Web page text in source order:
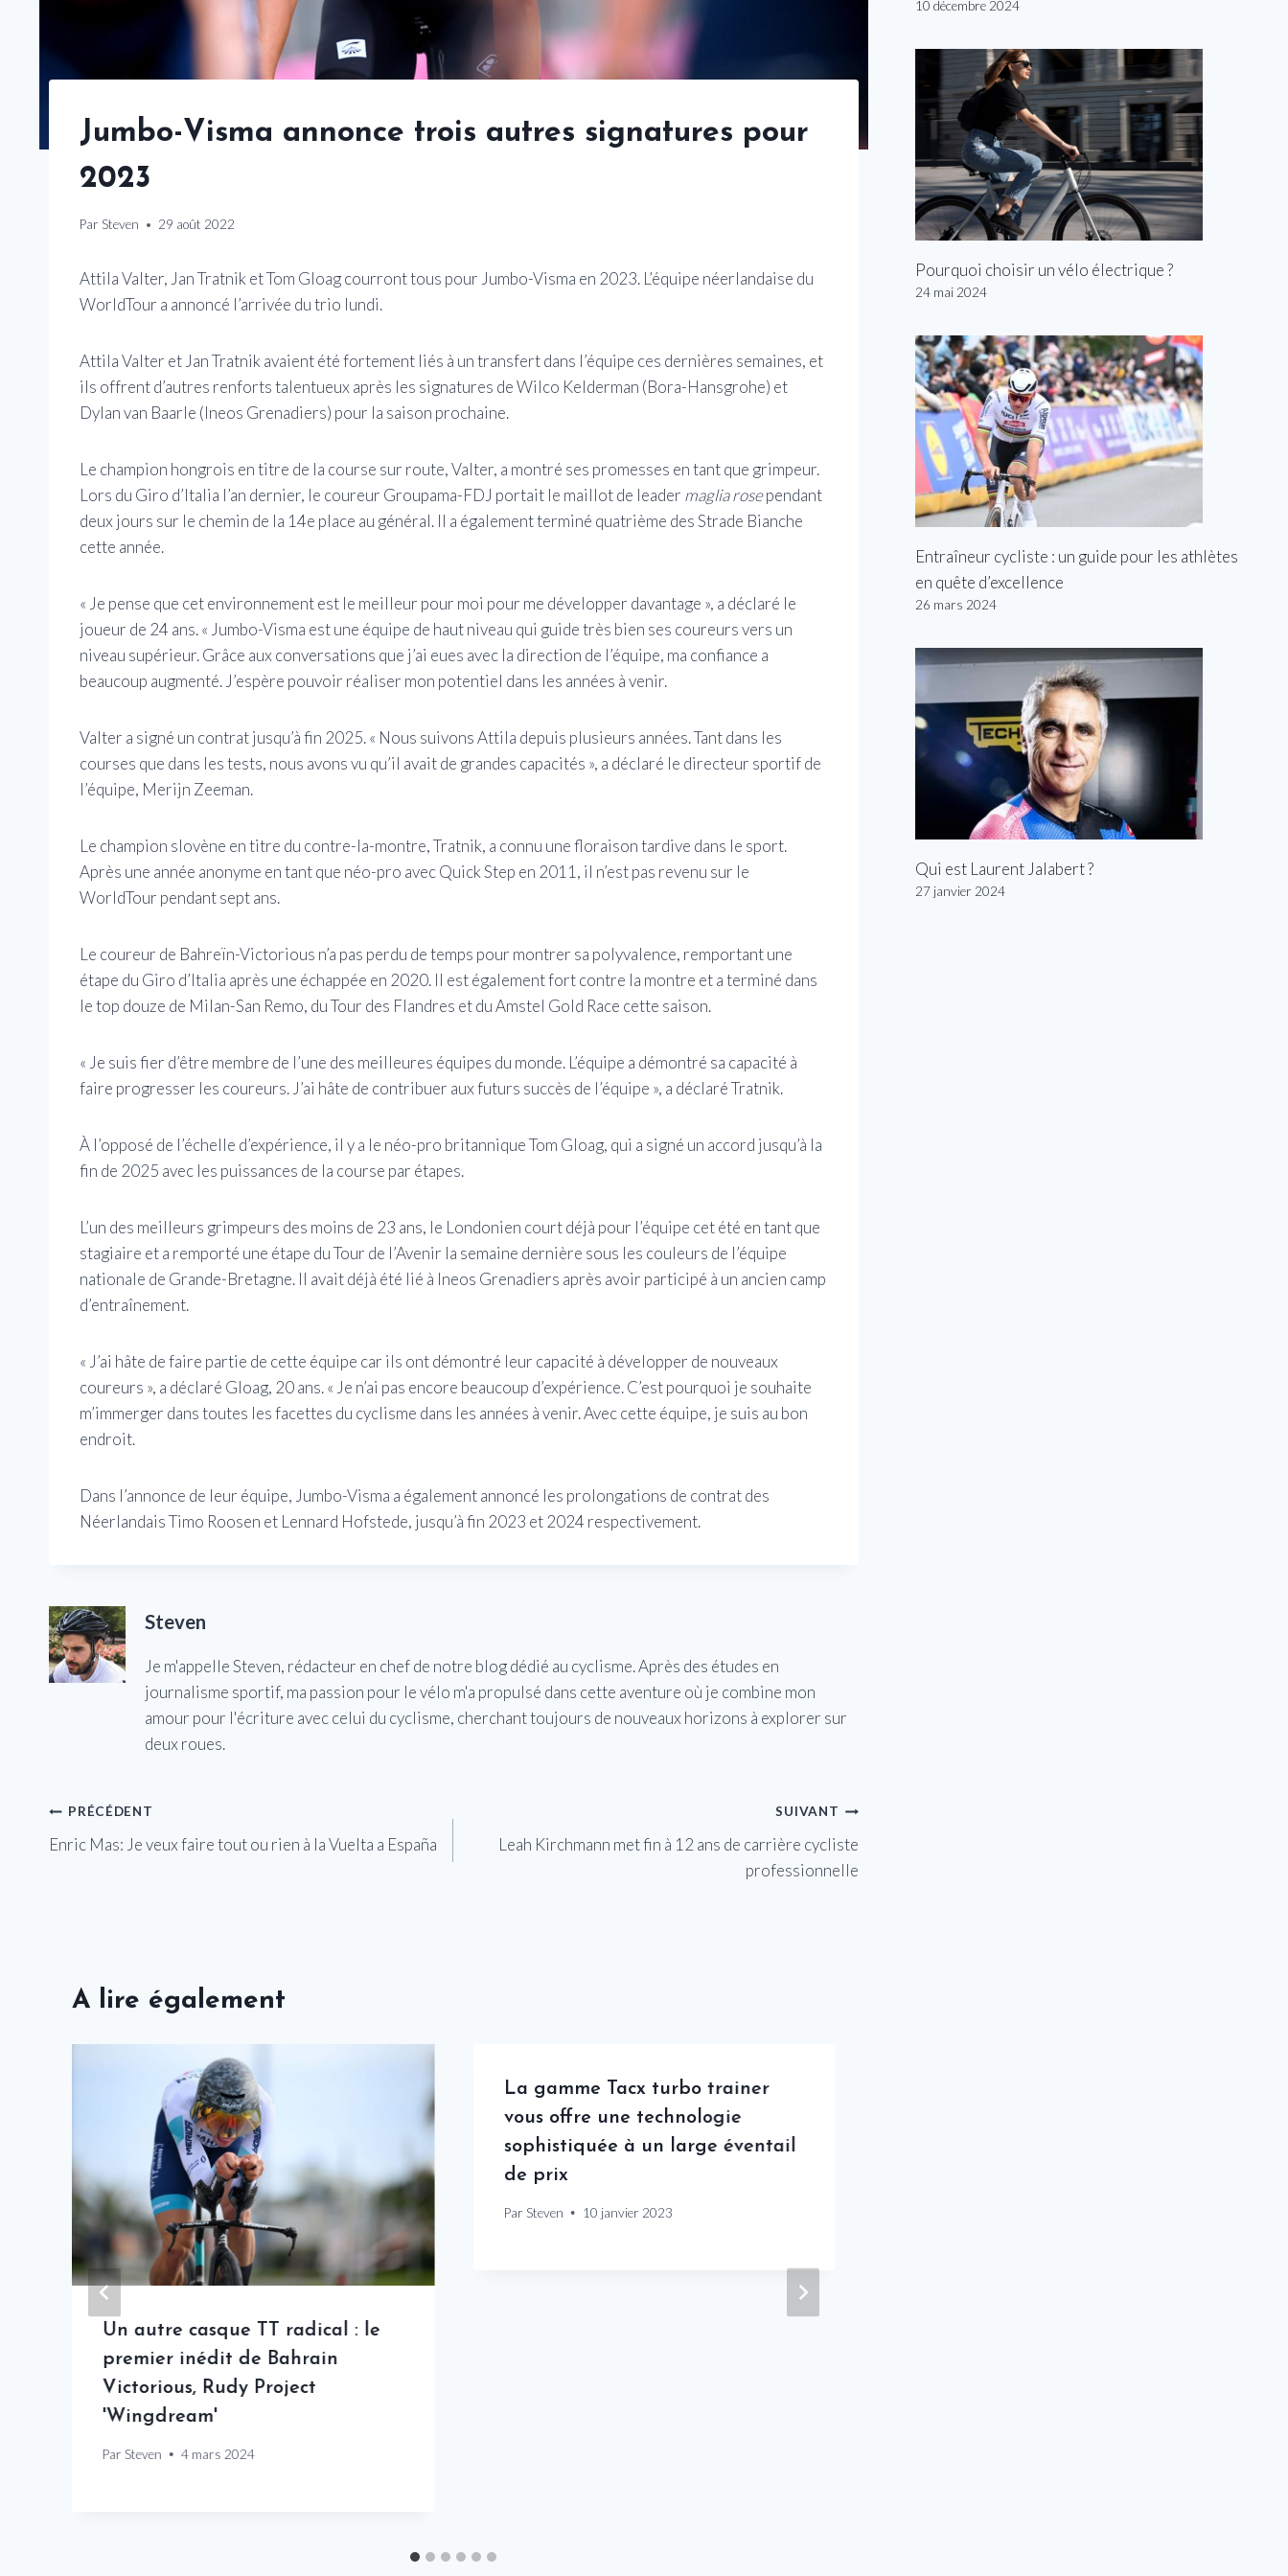
Jumbo-Visma annonce trois autres signatures pour
2023
Par Steven 29 août 2022
Attila Valter, Jan Tratnik et Tom Gloag courront tous pour Jumbo-Visma en 2023. L’équipe néerlandaise du
WorldTour a annoncé l’arrivée du trio lundi.
Attila Valter et Jan Tratnik avaient été fortement liés à un transfert dans l’équipe ces dernières semaines, et
ils offrent d’autres renforts talentueux après les signatures de Wilco Kelderman (Bora-Hansgrohe) et
Dylan van Baarle (Ineos Grenadiers) pour la saison prochaine.
Le champion hongrois en titre de la course sur route, Valter, a montré ses promesses en tant que grimpeur.
Lors du Giro d’Italia l’an dernier, le coureur Groupama-FDJ portait le maillot de leader maglia rosependant
deux jours sur le chemin de la 14e place au général. Il a également terminé quatrième des Strade Bianche
cette année.
« Je pense que cet environnement est le meilleur pour moi pour me développer davantage », a déclaré le
joueur de 24 ans. « Jumbo-Visma est une équipe de haut niveau qui guide très bien ses coureurs vers un
niveau supérieur. Grâce aux conversations que j’ai eues avec la direction de l’équipe, ma confiance a
beaucoup augmenté. J’espère pouvoir réaliser mon potentiel dans les années à venir.
Valter a signé un contrat jusqu’à fin 2025. « Nous suivons Attila depuis plusieurs années. Tant dans les
courses que dans les tests, nous avons vu qu’il avait de grandes capacités », a déclaré le directeur sportif de
l’équipe, Merijn Zeeman.
Le champion slovène en titre du contre-la-montre, Tratnik, a connu une floraison tardive dans le sport.
Après une année anonyme en tant que néo-pro avec Quick Step en 2011, il n’est pas revenu sur le
WorldTour pendant sept ans.
Le coureur de Bahreïn-Victorious n’a pas perdu de temps pour montrer sa polyvalence, remportant une
étape du Giro d’Italia après une échappée en 2020. Il est également fort contre la montre et a terminé dans
le top douze de Milan-San Remo, du Tour des Flandres et du Amstel Gold Race cette saison.
« Je suis fier d’être membre de l’une des meilleures équipes du monde. L’équipe a démontré sa capacité à
faire progresser les coureurs. J’ai hâte de contribuer aux futurs succès de l’équipe », a déclaré Tratnik.
À l’opposé de l’échelle d’expérience, il y a le néo-pro britannique Tom Gloag, qui a signé un accord jusqu’à la
fin de 2025 avec les puissances de la course par étapes.
L’un des meilleurs grimpeurs des moins de 23 ans, le Londonien court déjà pour l’équipe cet été en tant que
stagiaire et a remporté une étape du Tour de l’Avenir la semaine dernière sous les couleurs de l’équipe
nationale de Grande-Bretagne. Il avait déjà été lié à Ineos Grenadiers après avoir participé à un ancien camp
d’entraînement.
« J’ai hâte de faire partie de cette équipe car ils ont démontré leur capacité à développer de nouveaux
coureurs », a déclaré Gloag, 20 ans. « Je n’ai pas encore beaucoup d’expérience. C’est pourquoi je souhaite
m’immerger dans toutes les facettes du cyclisme dans les années à venir. Avec cette équipe, je suis au bon
endroit.
Dans l’annonce de leur équipe, Jumbo-Visma a également annoncé les prolongations de contrat des
Néerlandais Timo Roosen et Lennard Hofstede, jusqu’à fin 2023 et 2024 respectivement.
Steven
Je m'appelle Steven, rédacteur en chef de notre blog dédié au cyclisme. Après des études en
journalisme sportif, ma passion pour le vélo m'a propulsé dans cette aventure où je combine mon
amour pour l'écriture avec celui du cyclisme, cherchant toujours de nouveaux horizons à explorer sur
deux roues.
Navigation
de
PRÉCÉDENT
Enric Mas: Je veux faire tout ou rien à la Vuelta a España
SUIVANT
Leah Kirchmann met fin à 12 ans de carrière cycliste
professionnelle
A lire également
Un autre casque TT radical : le
premier inédit de Bahrain
Victorious, Rudy Project
'Wingdream'
Par Steven 4 mars 2024
La gamme Tacx turbo trainer
vous offre une technologie
sophistiquée à un large éventail
de prix
Par Steven 10 janvier 2023
10 décembre 2024
Pourquoi choisir un vélo électrique ?
24 mai 2024
Entraîneur cycliste : un guide pour les athlètes
en quête d’excellence
26 mars 2024
Qui est Laurent Jalabert ?
27 janvier 2024